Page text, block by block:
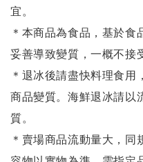
宜。
＊本商品為食品，基於食
妥善導致變質，一概不接
＊退冰後請盡快料理食用
商品變質。海鮮退冰請以
質。
＊賣場商品流動量大，同